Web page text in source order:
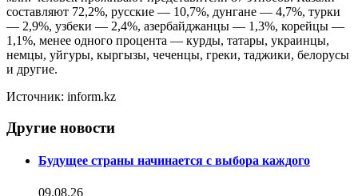
составляют 72,2%, русские — 10,7%, дунгане — 4,7%, турки
— 2,9%, узбеки — 2,4%, азербайджанцы — 1,3%, корейцы —
1,1%, менее одного процента — курды, татары, украинцы,
немцы, уйгуры, кыргызы, чеченцы, греки, таджики, белорусы
и другие.
Источник: inform.kz
Другие новости
Будущее страны начинается с выбора каждого
09.08.26